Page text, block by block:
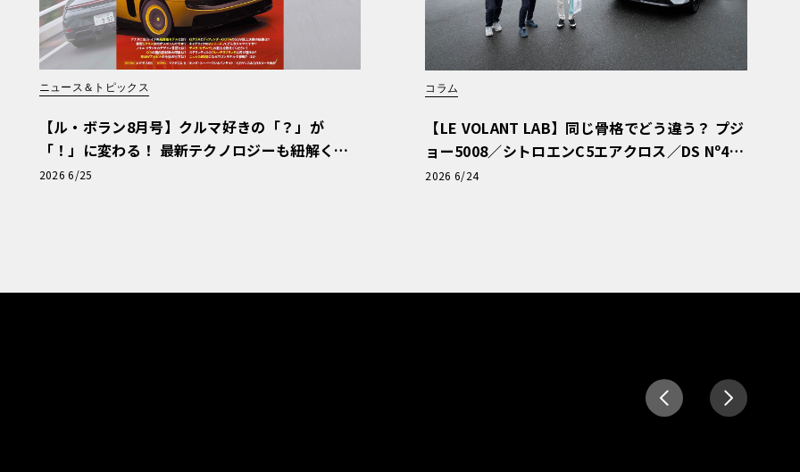
ニュース＆トピックス
【ル・ボラン8月号】クルマ好きの「？」が
「！」に変わる！ 最新テクノロジーも紐解く
「輸入車Q&A」
2026 6/25
コラム
【LE VOLANT LAB】同じ骨格でどう違う？ プジ
ョー5008／シトロエンC5エアクロス／DS Nº4
読者一気乗りレポート
2026 6/24